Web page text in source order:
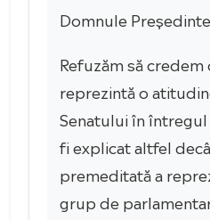
Domnule Președinte,
Refuzăm să credem
reprezintă o
Senatului în
fi explicat altfel
premeditată a
grup de